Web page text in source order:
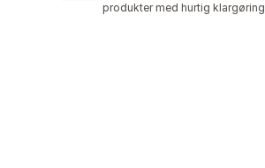
produkter med hurtig klargøring